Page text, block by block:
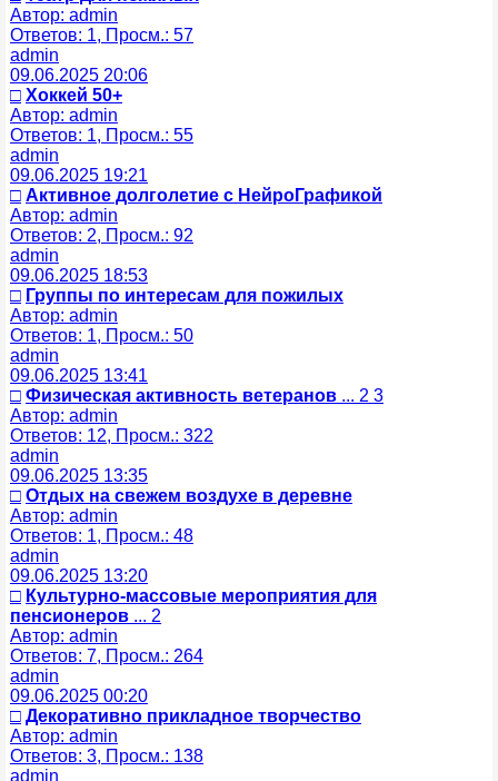
Автор: admin
Ответов: 1, Просм.: 57
admin
09.06.2025 20:06
□ Хоккей 50+
Автор: admin
Ответов: 1, Просм.: 55
admin
09.06.2025 19:21
□ Активное долголетие с НейроГрафикой
Автор: admin
Ответов: 2, Просм.: 92
admin
09.06.2025 18:53
□ Группы по интересам для пожилых
Автор: admin
Ответов: 1, Просм.: 50
admin
09.06.2025 13:41
□ Физическая активность ветеранов ... 2 3
Автор: admin
Ответов: 12, Просм.: 322
admin
09.06.2025 13:35
□ Отдых на свежем воздухе в деревне
Автор: admin
Ответов: 1, Просм.: 48
admin
09.06.2025 13:20
□ Культурно-массовые мероприятия для
пенсионеров ... 2
Автор: admin
Ответов: 7, Просм.: 264
admin
09.06.2025 00:20
□ Декоративно прикладное творчество
Автор: admin
Ответов: 3, Просм.: 138
admin